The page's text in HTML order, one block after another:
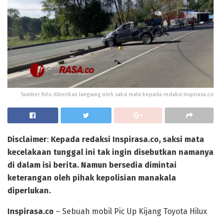
Sumber foto diberikan langsung oleh saksi mata kepada redaksi Inspirasa.co
Disclaimer: Kepada redaksi Inspirasa.co, saksi mata
kecelakaan tunggal ini tak ingin disebutkan namanya
di dalam isi berita. Namun bersedia dimintai
keterangan oleh pihak kepolisian manakala
diperlukan.
Inspirasa.co – Sebuah mobil Pic Up Kijang Toyota Hilux